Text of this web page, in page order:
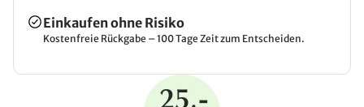
Einkaufen ohne Risiko
Kostenfreie Rückgabe – 100 Tage Zeit zum Entscheiden.